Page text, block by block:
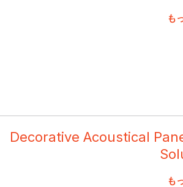
も
Decorative Acoustical
も